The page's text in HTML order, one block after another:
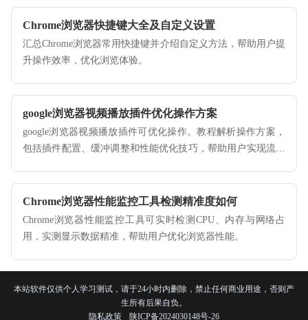
Chrome浏览器快捷键大全及自定义设置
汇总Chrome浏览器常用快捷键并介绍自定义方法，帮助用户提
升操作效率，优化浏览体验。
google浏览器视频播放插件优化操作方案
google浏览器视频播放插件可优化操作。教程解析操作方案，
包括插件配置、缓冲调整和性能优化技巧，帮助用户实现流畅
Chrome浏览器性能监控工具检测精准度如何
Chrome浏览器性能监控工具可实时检测CPU、内存与网络占
用，实测显示数据精准，帮助用户优化浏览器性能。
本站软件仅供个人学习测试，请于24小时内删除，禁止任何商业用途，否则产
生所有后果自负。
隐私政策
陕ICP备2024030148号-26